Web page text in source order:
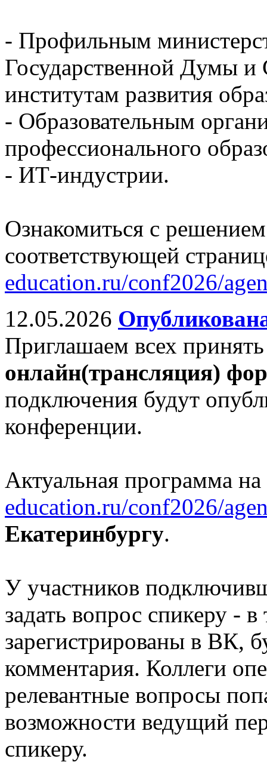
- Профильным
Государственной Думы
институтам развития
- Образовательным
профессионального
- ИТ-индустрии.
Ознакомиться с
соответствующей
education.ru/conf2026/
12.05.2026
Приглашаем всех принять
онлайн(трансляция)
подключения будут
конференции.
Актуальная программа
education.ru/conf2026/
Екатеринбургу.
У участников
задать вопрос спикеру -
зарегистрированы в ВК,
комментария. Коллеги
релевантные вопросы
возможности ведущий
спикеру.